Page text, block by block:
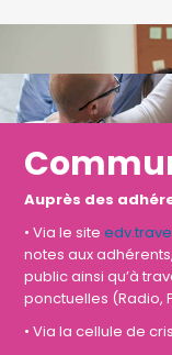
Auprès des
• Via le siteedv.trave
notes aux
public ainsi qu’à
ponctuelles (Radio,
• Via la cellule de